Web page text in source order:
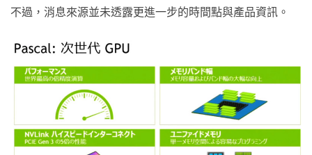
不過，消息來源並未透露更進一步的時間點與產品資訊。